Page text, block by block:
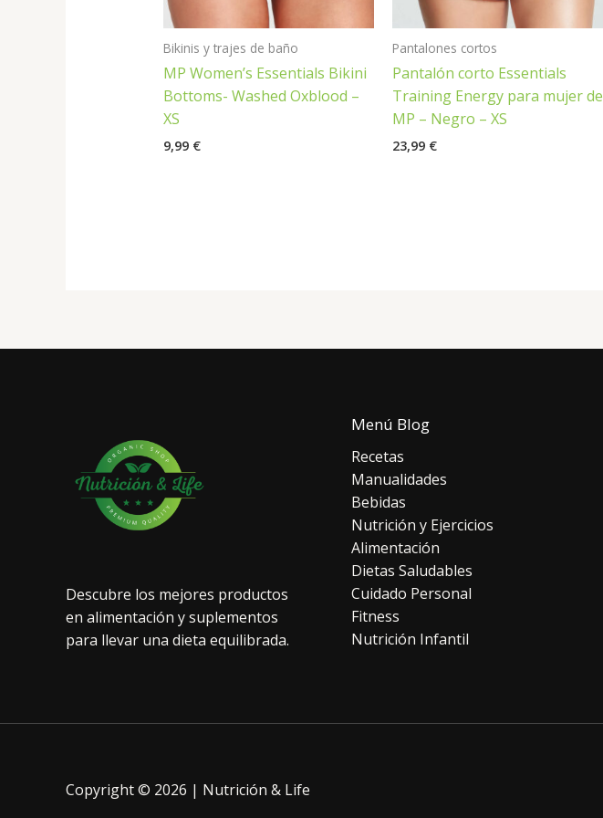
Bikinis y trajes de baño
MP Women’s Essentials Bikini
Bottoms- Washed Oxblood –
XS
9,99 €
Pantalones cortos
Pantalón corto Essentials
Training Energy para mujer de
MP – Negro – XS
23,99 €
Descubre los mejores productos
en alimentación y suplementos
para llevar una dieta equilibrada.
Menú Blog
Recetas
Manualidades
Bebidas
Nutrición y Ejercicios
Alimentación
Dietas Saludables
Cuidado Personal
Fitness
Nutrición Infantil
Copyright © 2026 | Nutrición & Life